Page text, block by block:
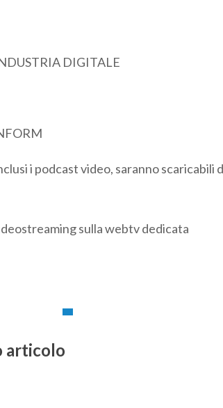
DIGITALE
i podcast video, saranno scaricabili
sulla webtv dedicata
articolo